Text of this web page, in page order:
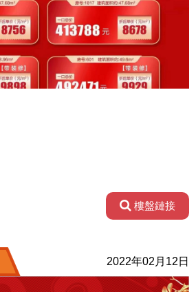
樓盤鏈接
2022年02月12日